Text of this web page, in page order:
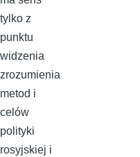
tylko z
punktu
widzenia
zrozumienia
metod i
celów
polityki
rosyjskiej i